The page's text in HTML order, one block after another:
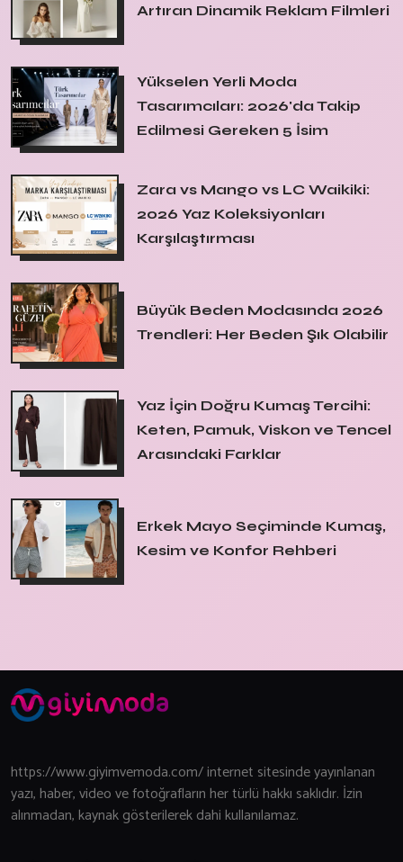
Artıran Dinamik Reklam Filmleri
Yükselen Yerli Moda
Tasarımcıları: 2026'da Takip
Edilmesi Gereken 5 İsim
Zara vs Mango vs LC Waikiki:
2026 Yaz Koleksiyonları
Karşılaştırması
Büyük Beden Modasında 2026
Trendleri: Her Beden Şık Olabilir
Yaz İçin Doğru Kumaş Tercihi:
Keten, Pamuk, Viskon ve Tencel
Arasındaki Farklar
Erkek Mayo Seçiminde Kumaş,
Kesim ve Konfor Rehberi
https://www.giyimvemoda.com/ internet sitesinde yayınlanan
yazı, haber, video ve fotoğrafların her türlü hakkı saklıdır. İzin
alınmadan, kaynak gösterilerek dahi kullanılamaz.